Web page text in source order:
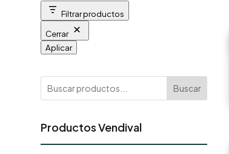
Filtrar productos
Cerrar
Aplicar
Buscar
Productos Vendival